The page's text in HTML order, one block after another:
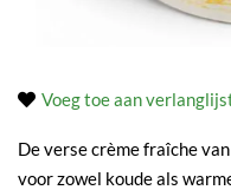
Voeg toe aan
De verse crème fraîche
voor zowel koude als